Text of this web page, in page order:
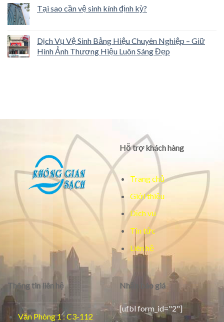
Tại sao cần vệ sinh kính định kỳ?
Dịch Vụ Vệ Sinh Bảng Hiệu Chuyên Nghiệp – Giữ
Hình Ảnh Thương Hiệu Luôn Sáng Đẹp
Hỗ trợ khách hàng
Trang chủ
Giới thiệu
Dịch vụ
Tin tức
Liên hệ
Thông tin liên hệ
Văn Phòng 1 : C3-112
Nhận báo giá
[ufbl form_id="2"]